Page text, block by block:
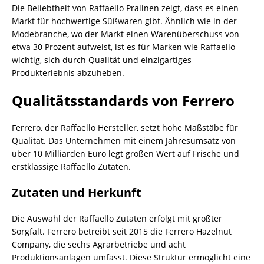
Die Beliebtheit von Raffaello Pralinen zeigt, dass es einen
Markt für hochwertige Süßwaren gibt. Ähnlich wie in der
Modebranche, wo der Markt einen Warenüberschuss von
etwa 30 Prozent aufweist, ist es für Marken wie Raffaello
wichtig, sich durch Qualität und einzigartiges
Produkterlebnis abzuheben.
Qualitätsstandards von Ferrero
Ferrero, der Raffaello Hersteller, setzt hohe Maßstäbe für
Qualität. Das Unternehmen mit einem Jahresumsatz von
über 10 Milliarden Euro legt großen Wert auf Frische und
erstklassige Raffaello Zutaten.
Zutaten und Herkunft
Die Auswahl der Raffaello Zutaten erfolgt mit größter
Sorgfalt. Ferrero betreibt seit 2015 die Ferrero Hazelnut
Company, die sechs Agrarbetriebe und acht
Produktionsanlagen umfasst. Diese Struktur ermöglicht eine